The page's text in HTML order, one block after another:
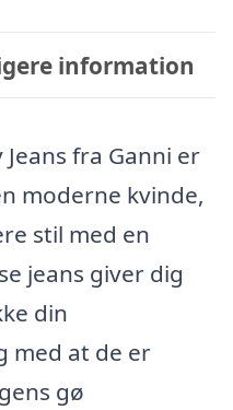
information
fra Ganni er
moderne kvinde,
stil med en
jeans giver dig
din
med at de er
gø